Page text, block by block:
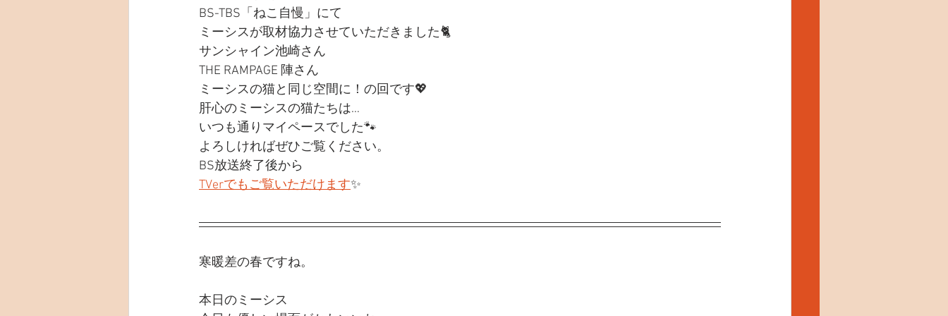
BS-TBS「ねこ自慢」にて
ミーシスが取材協力させていただきました🐈
サンシャイン池崎さん
THE RAMPAGE 陣さん
ミーシスの猫と同じ空間に！の回です💖
肝心のミーシスの猫たちは…
いつも通りマイペースでした🐾
よろしければぜひご覧ください。
BS放送終了後から
TVerでもご覧いただけます✨
寒暖差の春ですね。
本日のミーシス